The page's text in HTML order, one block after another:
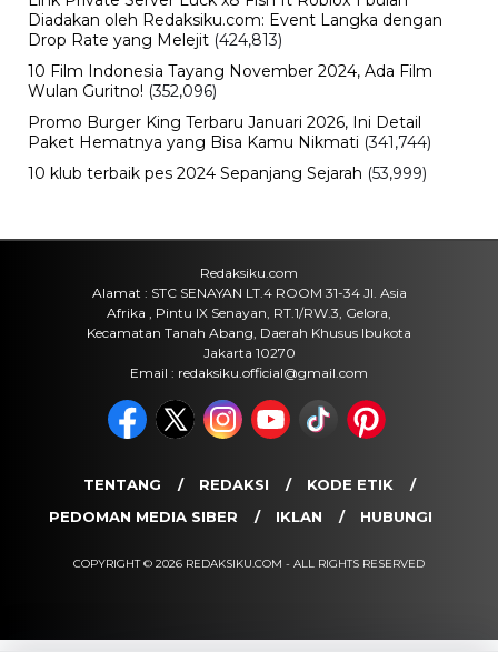
Jumat, 7 Agu 2026 - 15:27 WIB
Viral
BPK Ungkap Temuan Perjadin
Jumat, 7 Agu 2026 - 15:20 WIB
Viral
yang Sebenarnya Terjadi?
Rencana Gulingkan Pemerintah Iran
Gagal, 2 Pejabat Senior Mossad
Dilaporkan Dicopot
Jumat, 7 Agu 2026 - 14:56 WIB
POPULER
Sosok Ini Bongkar Siapa Sebenarnya Dalang Demo 25
Agustus yang Berakhir Ricuh: Bukan Intervensi Asing